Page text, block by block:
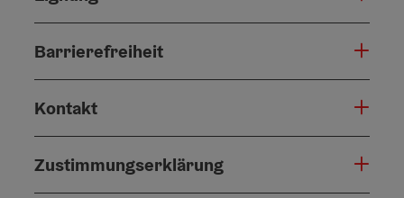
Barrierefreiheit
Kontakt
Zustimmungserklärung